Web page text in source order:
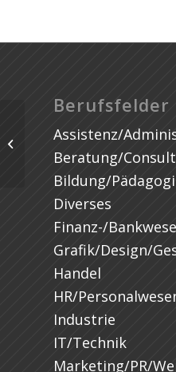
Berufsfelder
Assistenz/
Beratung/
Bildung/
Diverses
Finanz-/
Grafik/Design/
Handel
HR/
Industrie
IT/Technik
Marketing/PR/